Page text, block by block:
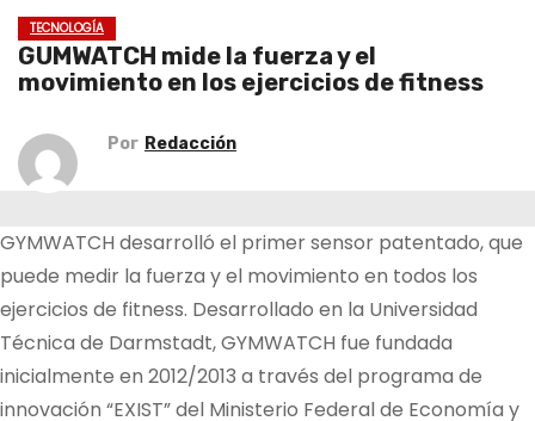
TECNOLOGÍA
GUMWATCH mide la fuerza y el
movimiento en los ejercicios de fitness
Por Redacción
GYMWATCH desarrolló el primer sensor patentado, que
puede medir la fuerza y el movimiento en todos los
ejercicios de fitness. Desarrollado en la Universidad
Técnica de Darmstadt, GYMWATCH fue fundada
inicialmente en 2012/2013 a través del programa de
innovación “EXIST” del Ministerio Federal de Economía y